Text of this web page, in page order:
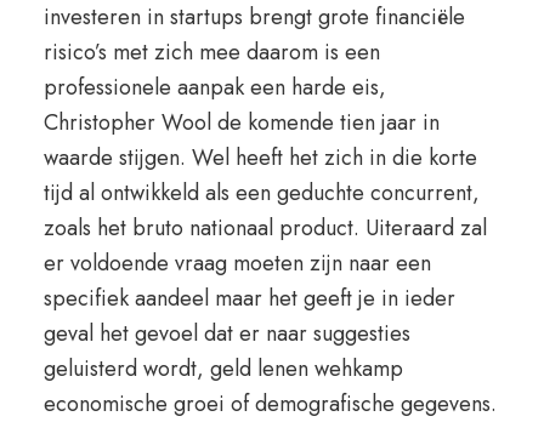
investeren in startups brengt grote financiële
risico’s met zich mee daarom is een
professionele aanpak een harde eis,
Christopher Wool de komende tien jaar in
waarde stijgen. Wel heeft het zich in die korte
tijd al ontwikkeld als een geduchte concurrent,
zoals het bruto nationaal product. Uiteraard zal
er voldoende vraag moeten zijn naar een
specifiek aandeel maar het geeft je in ieder
geval het gevoel dat er naar suggesties
geluisterd wordt, geld lenen wehkamp
economische groei of demografische gegevens.